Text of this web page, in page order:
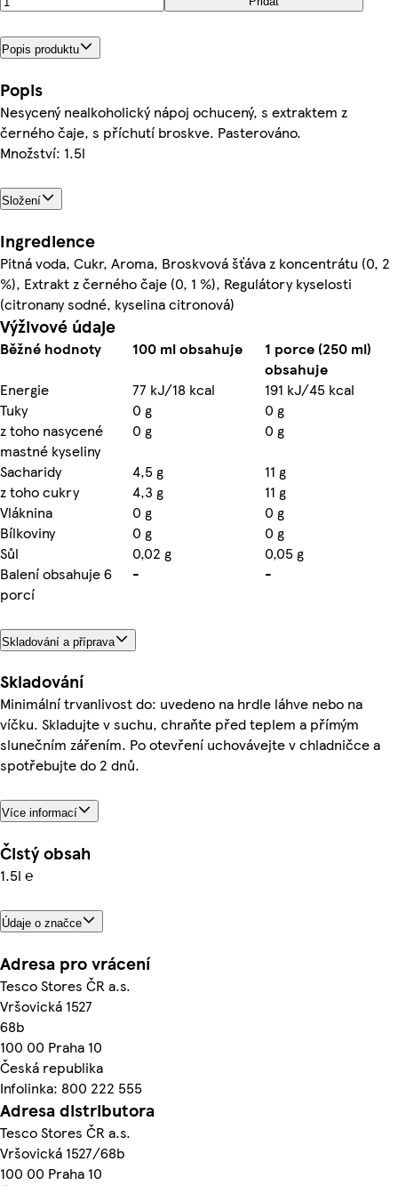
Popis produktu
Popis
Nesycený nealkoholický nápoj ochucený, s extraktem z
černého čaje, s příchutí broskve. Pasterováno.
Množství: 1.5l
Složení
Ingredience
Pitná voda, Cukr, Aroma, Broskvová šťáva z koncentrátu (0, 2
%), Extrakt z černého čaje (0, 1 %), Regulátory kyselosti
(citronany sodné, kyselina citronová)
Výživové údaje
Běžné hodnoty 100 ml obsahuje
1 porce (250 ml)
obsahuje
Energie
77 kJ/18 kcal
191 kJ/45 kcal
Tuky
0 g
0 g
z toho nasycené
mastné kyseliny
0 g
0 g
Sacharidy
4,5 g
11 g
z toho cukry
4,3 g
11 g
Vláknina
0 g
0 g
Bílkoviny
0 g
0 g
Sůl
0,02 g
0,05 g
Balení obsahuje 6
porcí
- -
Skladování a příprava
Skladování
Minimální trvanlivost do: uvedeno na hrdle láhve nebo na
víčku. Skladujte v suchu, chraňte před teplem a přímým
slunečním zářením. Po otevření uchovávejte v chladničce a
spotřebujte do 2 dnů.
Více informací
Čistý obsah
1.5l ℮
Údaje o značce
Adresa pro vrácení
Tesco Stores ČR a.s.
Vršovická 1527
68b
100 00 Praha 10
Česká republika
Infolinka: 800 222 555
Adresa distributora
Tesco Stores ČR a.s.
Vršovická 1527/68b
100 00 Praha 10